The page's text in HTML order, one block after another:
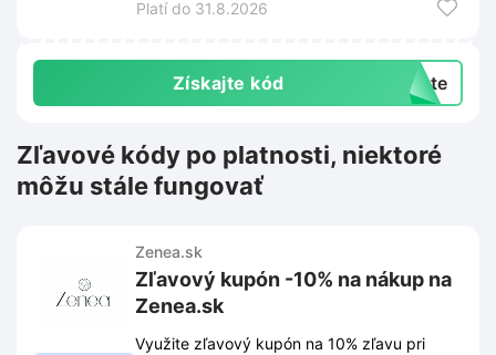
exkluzívnym zľavám a novinkám priamo do
Platí do 31.8.2026
Získajte kód exte
Zľavové kódy po platnosti, niektoré
môžu stále fungovať
Zenea.sk
Zľavový kupón -10% na nákup na
Zenea.sk
Využite zľavový kupón na 10% zľavu pri